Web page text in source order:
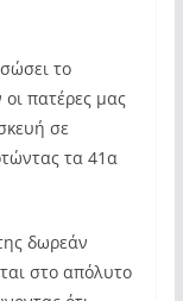
το
πατέρες μας
σε
τα 41α
δωρεάν
στο απόλυτο